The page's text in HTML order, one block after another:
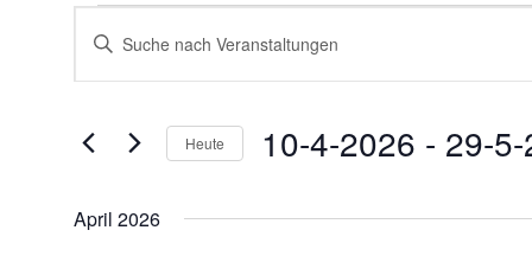
Veranstaltungen
Veranstaltungen
Suche
und
Ansichten,
Bitte
Schlüsselwort
Veranstaltungen
Schlüsselwort.
Heute 10-4-2026 - 29-
April 2026